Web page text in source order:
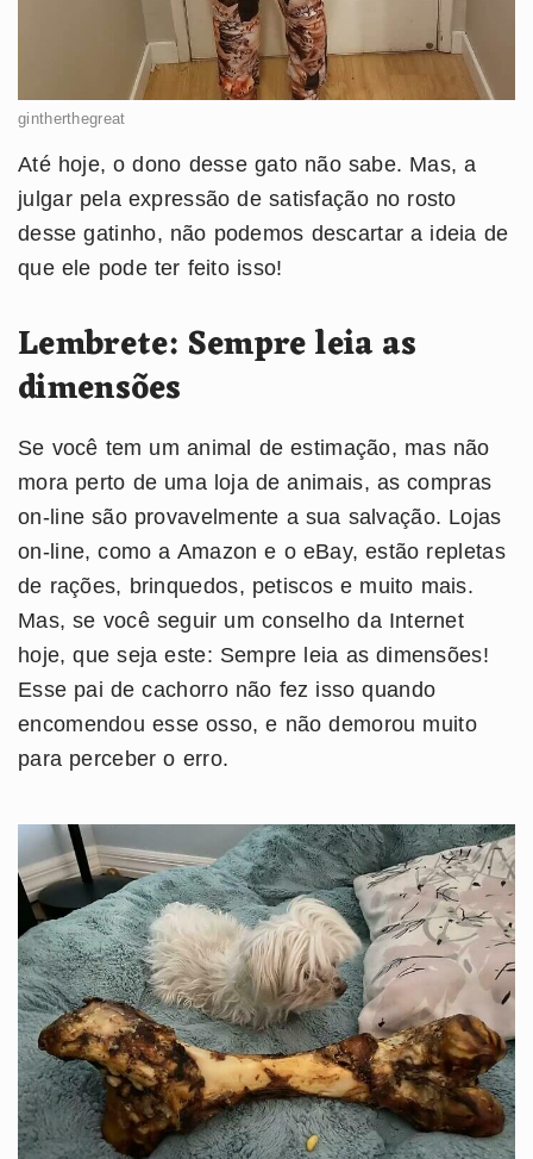
gintherthegreat
Até hoje, o dono desse gato não sabe. Mas, a
julgar pela expressão de satisfação no rosto
desse gatinho, não podemos descartar a ideia de
que ele pode ter feito isso!
Lembrete: Sempre leia as
dimensões
Se você tem um animal de estimação, mas não
mora perto de uma loja de animais, as compras
on-line são provavelmente a sua salvação. Lojas
on-line, como a Amazon e o eBay, estão repletas
de rações, brinquedos, petiscos e muito mais.
Mas, se você seguir um conselho da Internet
hoje, que seja este: Sempre leia as dimensões!
Esse pai de cachorro não fez isso quando
encomendou esse osso, e não demorou muito
para perceber o erro.